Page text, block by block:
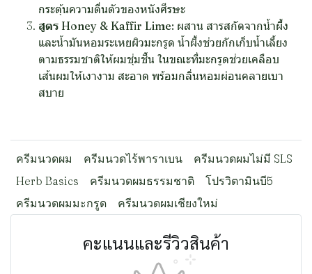
กระตุ้นความตื่นตัวของหนังศีรษะ
สูตร Honey & Kaffir Lime: ผสาน สารสกัดจากน้ำผึ้ง
และน้ำมันหอมระเหยผิวมะกรูด น้ำผึ้งช่วยกักเก็บน้ำเลี้ยง
ตามธรรมชาติให้ผมชุ่มชื้น ในขณะที่มะกรูดช่วยเคลือบ
เส้นผมให้เงางาม สะอาด พร้อมกลิ่นหอมผ่อนคลายเบา
สบาย
ครีมนวดผม ครีมนวดไร้พาราเบน
ครีมนวดผมไม่มี SLS
Herb Basics
ครีมนวดผมธรรมชาติ
โปรวิตามินบี5
ครีมนวดผมมะกรูด
ครีมนวดผมเชียงใหม่
คะแนนและรีวิวสินค้า